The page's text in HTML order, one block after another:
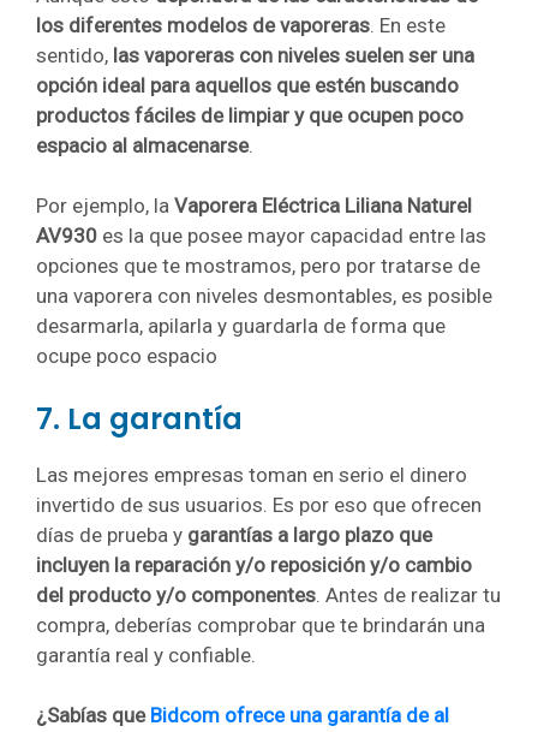
los diferentes modelos de vaporeras. En este
sentido, las vaporeras con niveles suelen ser una
opción ideal para aquellos que estén buscando
productos fáciles de limpiar y que ocupen poco
espacio al almacenarse.
Por ejemplo, la Vaporera Eléctrica Liliana Naturel
AV930 es la que posee mayor capacidad entre las
opciones que te mostramos, pero por tratarse de
una vaporera con niveles desmontables, es posible
desarmarla, apilarla y guardarla de forma que
ocupe poco espacio
7. La garantía
Las mejores empresas toman en serio el dinero
invertido de sus usuarios. Es por eso que ofrecen
días de prueba y garantías a largo plazo que
incluyen la reparación y/o reposición y/o cambio
del producto y/o componentes. Antes de realizar tu
compra, deberías comprobar que te brindarán una
garantía real y confiable.
¿Sabías que Bidcom ofrece una garantía de al